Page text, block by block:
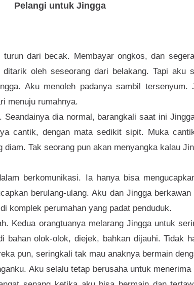
Pelangi untuk Jingga
dari becak. Membayar ongkos, dan
oleh seseorang dari belakang. Tapi aku
Aku menoleh padanya sambil tersenyum.
menuju rumahnya.
Seandainya dia normal, barangkali saat ini
cantik, dengan mata sedikit sipit. Muka
Tak seorang pun akan menyangka kalau
berkomunikasi. Ia hanya bisa
berulang-ulang. Aku dan Jingga
komplek perumahan yang padat penduduk.
Kedua orangtuanya melarang Jingga untuk
bahan olok-olok, diejek, bahkan dijauhi. Tidak
pun, seringkali tak mau anaknya bermain
Aku selalu tetap berusaha untuk menerima